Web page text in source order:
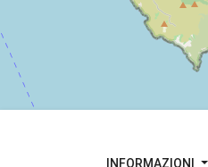
INFORMAZIONI